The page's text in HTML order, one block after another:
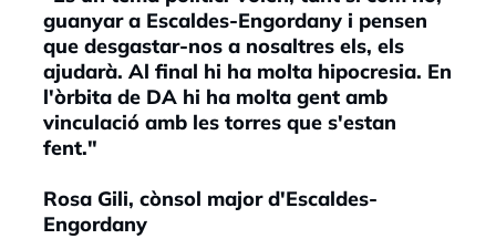
guanyar a Escaldes-Engordany i pensen
que desgastar-nos a nosaltres els, els
ajudarà. Al final hi ha molta hipocresia. En
l'òrbita de DA hi ha molta gent amb
vinculació amb les torres que s'estan
fent."
Rosa Gili, cònsol major d'Escaldes-
Engordany